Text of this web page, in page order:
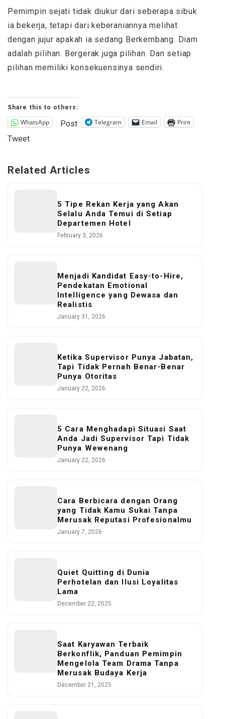
Pemimpin sejati tidak diukur dari seberapa sibuk
ia bekerja, tetapi dari keberaniannya melihat
dengan jujur apakah ia sedang Berkembang. Diam
adalah pilihan. Bergerak juga pilihan. Dan setiap
pilihan memiliki konsekuensinya sendiri.
Share this to others:
WhatsApp Post Telegram Email Print
Tweet
Related Articles
5 Tipe Rekan Kerja yang Akan
Selalu Anda Temui di Setiap
Departemen Hotel
February 3, 2026
Menjadi Kandidat Easy-to-Hire,
Pendekatan Emotional
Intelligence yang Dewasa dan
Realistis
January 31, 2026
Ketika Supervisor Punya Jabatan,
Tapi Tidak Pernah Benar-Benar
Punya Otoritas
January 22, 2026
5 Cara Menghadapi Situasi Saat
Anda Jadi Supervisor Tapi Tidak
Punya Wewenang
January 22, 2026
Cara Berbicara dengan Orang
yang Tidak Kamu Sukai Tanpa
Merusak Reputasi Profesionalmu
January 7, 2026
Quiet Quitting di Dunia
Perhotelan dan Ilusi Loyalitas
Lama
December 22, 2025
Saat Karyawan Terbaik
Berkonflik, Panduan Pemimpin
Mengelola Team Drama Tanpa
Merusak Budaya Kerja
December 21, 2025